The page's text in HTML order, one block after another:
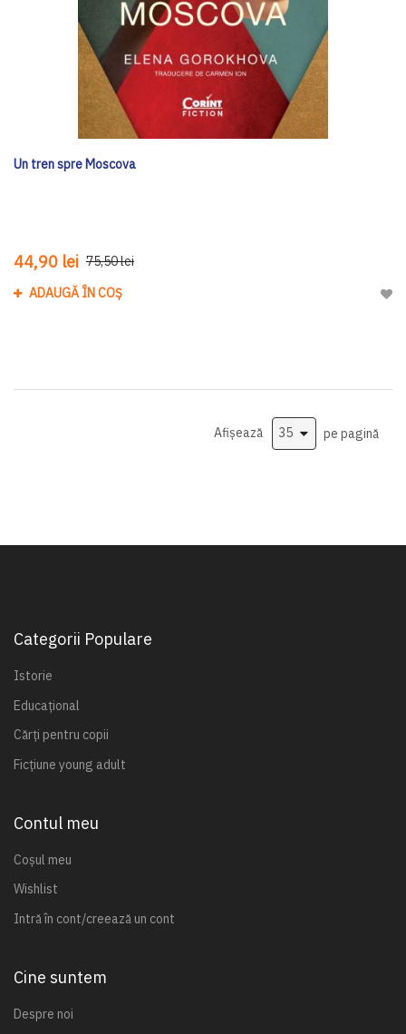
Un tren spre Moscova
44,90 lei 75,50 lei
ADAUGĂ ÎN COȘ
Afișează pe pagină
Categorii Populare
Istorie
Educațional
Cărți pentru copii
Ficțiune young adult
Contul meu
Coșul meu
Wishlist
Intră în cont/creează un cont
Cine suntem
Despre noi